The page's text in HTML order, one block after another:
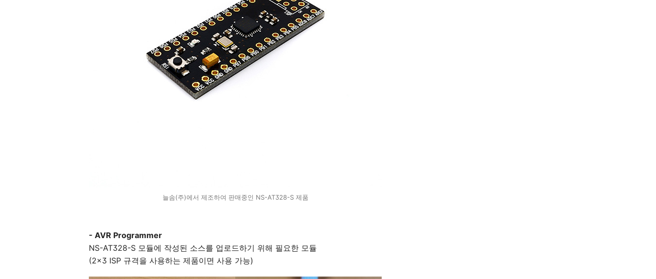
늘솜(주)에서 제조하여 판매중인 NS-AT328-S 제품
- AVR Programmer
NS-AT328-S 모듈에 작성된 소스를 업로드하기 위해 필요한 모듈
(2x3 ISP 규격을 사용하는 제품이면 사용 가능)